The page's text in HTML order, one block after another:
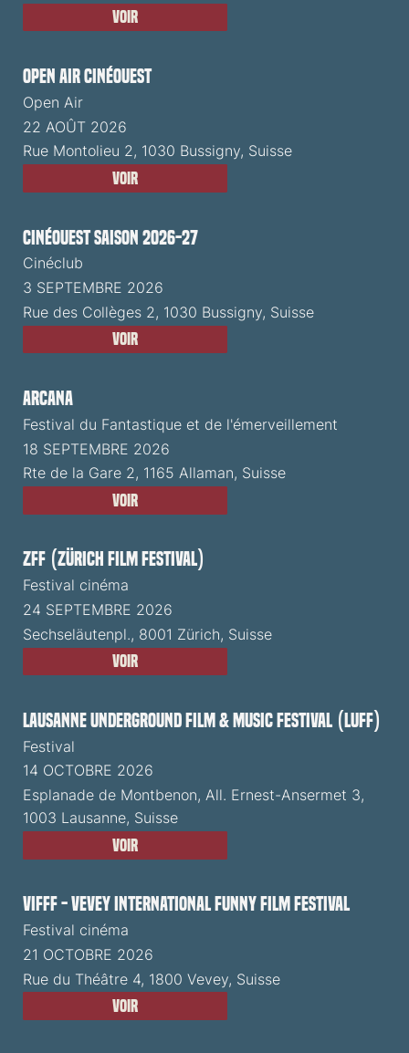
Voir
Open Air CinéOuest
Open Air
22 AOÛT 2026
Rue Montolieu 2, 1030 Bussigny, Suisse
Voir
CinéOuest Saison 2026-27
Cinéclub
3 SEPTEMBRE 2026
Rue des Collèges 2, 1030 Bussigny, Suisse
Voir
ARCANA
Festival du Fantastique et de l'émerveillement
18 SEPTEMBRE 2026
Rte de la Gare 2, 1165 Allaman, Suisse
Voir
ZFF (Zürich Film Festival)
Festival cinéma
24 SEPTEMBRE 2026
Sechseläutenpl., 8001 Zürich, Suisse
Voir
Lausanne Underground Film & Music Festival (LUFF)
Festival
14 OCTOBRE 2026
Esplanade de Montbenon, All. Ernest-Ansermet 3,
1003 Lausanne, Suisse
Voir
VIFFF - Vevey International Funny Film Festival
Festival cinéma
21 OCTOBRE 2026
Rue du Théâtre 4, 1800 Vevey, Suisse
Voir